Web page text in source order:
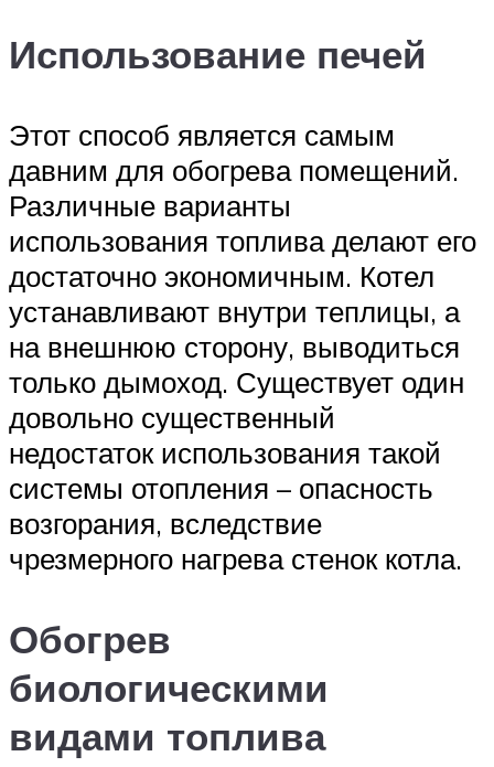
Использование печей
Этот способ является самым
давним для обогрева помещений.
Различные варианты
использования топлива делают его
достаточно экономичным. Котел
устанавливают внутри теплицы, а
на внешнюю сторону, выводиться
только дымоход. Существует один
довольно существенный
недостаток использования такой
системы отопления – опасность
возгорания, вследствие
чрезмерного нагрева стенок котла.
Обогрев
биологическими
видами топлива